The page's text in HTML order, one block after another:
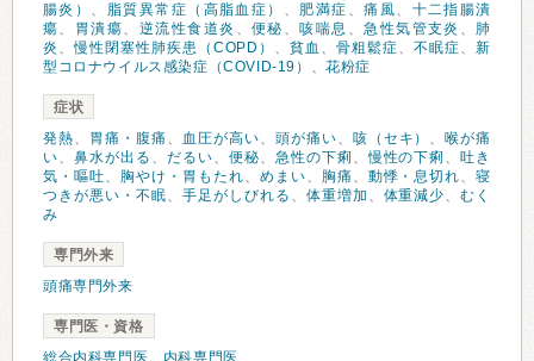
腸炎） 、 脂質異常症（高脂血症） 、 肥満症 、痛風、 十二指腸潰
瘍、 胃潰瘍、 逆流性食道炎 、 便秘 、咳喘息 、急性気管支炎 、 肺
炎 、慢性閉塞性肺疾患（COPD） 、貧血 、骨粗鬆症、不眠症、新
型コロナウイルス感染症（COVID-19） 、花粉症
症状
発熱、 胃痛・腹痛 、 血圧が高い、 頭が痛い、 咳（セキ） 、喉が痛
い、 鼻水が出る 、 だるい、 便秘、 急性の下痢 、慢性の下痢 、吐き
気・嘔吐、 胸やけ・胃もたれ、 めまい、 胸痛 、 動悸・息切れ、寝
つきが悪い・不眠、 手足がしびれる 、 体重増加 、 体重減少、むく
み
専門外来
頭痛専門外来
専門医・資格
総合内科専門医、 内科専門医